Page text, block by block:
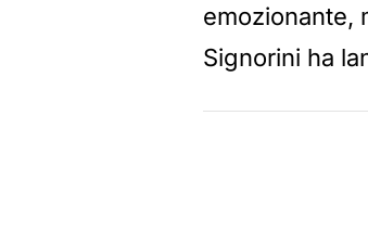
emozionante,
Signorini ha